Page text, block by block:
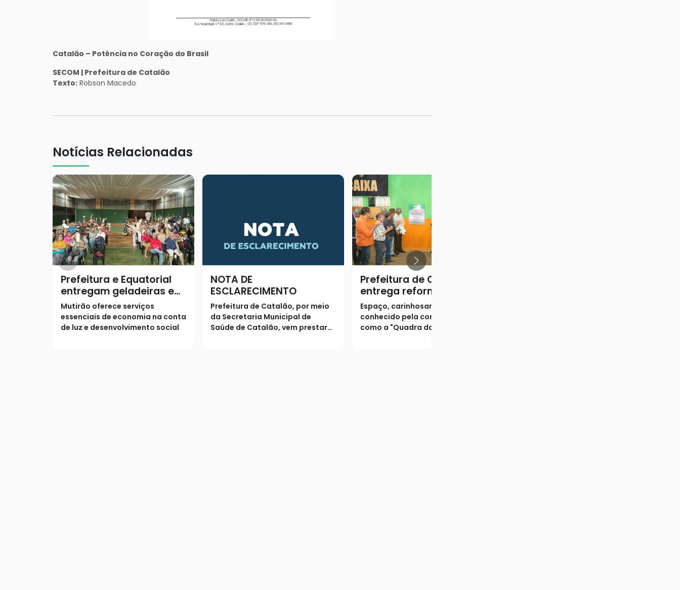
Catalão – Potência no Coração do Brasil
SECOM | Prefeitura de Catalão
Texto: Robson Macedo
Notícias Relacionadas
Prefeitura e Equatorial
entregam geladeiras e
prestam serviços à
população
Mutirão oferece serviços
essenciais de economia na conta
de luz e desenvolvimento social
NOTA DE
ESCLARECIMENTO
Prefeitura de Catalão, por meio
da Secretaria Municipal de
Saúde de Catalão, vem prestar
Prefeitura de Catalão
entrega reforma do
Centro Comunitário
José Elizeu Marques, na
Custódia
Espaço, carinhosamente
conhecido pela comunidade
como a "Quadra da Custódia",